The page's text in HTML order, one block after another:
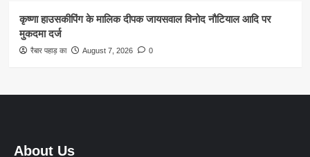
कृष्णा हाउसकीपिंग के मालिक दीपक जायसवाल विनोद नौटियाल आदि पर
मुकदमा दर्ज
रैबार पहाड़ का August 7, 2026 0
About Us